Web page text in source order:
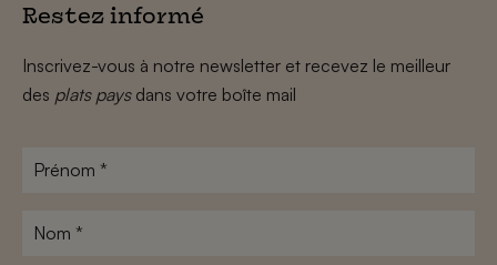
Restez informé
Inscrivez-vous à notre newsletter et recevez le meilleur
des plats paysdans votre boîte mail
Prénom
Nom